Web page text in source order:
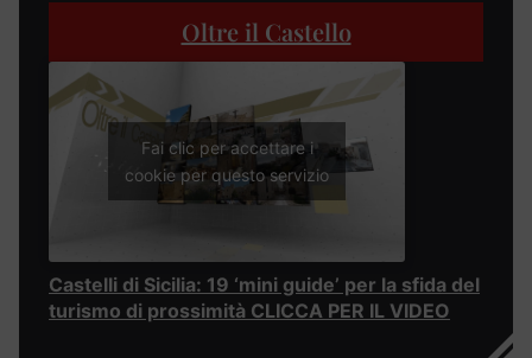
Oltre il Castello
Fai clic per accettare i
cookie per questo servizio
Castelli di Sicilia: 19 ‘mini guide’ per la sfida del
turismo di prossimità CLICCA PER IL VIDEO